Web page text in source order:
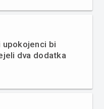
upokojenci bi
dva dodatka